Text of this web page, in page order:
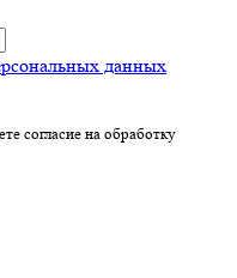
данных
согласие на обработку